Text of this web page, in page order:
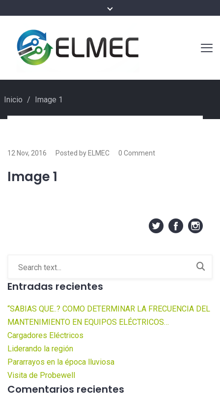
Inicio / Image 1
12 Nov, 2016 Posted by ELMEC 0 Comment
Image 1
Entradas recientes
“SABIAS QUE..? COMO DETERMINAR LA FRECUENCIA DEL
MANTENIMIENTO EN EQUIPOS ELÉCTRICOS…
Cargadores Eléctricos
Liderando la región
Pararrayos en la época lluviosa
Visita de Probewell
Comentarios recientes